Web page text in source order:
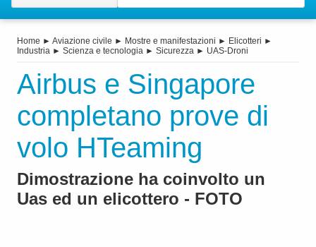
Home ► Aviazione civile ► Mostre e manifestazioni ► Elicotteri ►
Industria ► Scienza e tecnologia ► Sicurezza ► UAS-Droni
Airbus e Singapore
completano prove di
volo HTeaming
Dimostrazione ha coinvolto un
Uas ed un elicottero - FOTO